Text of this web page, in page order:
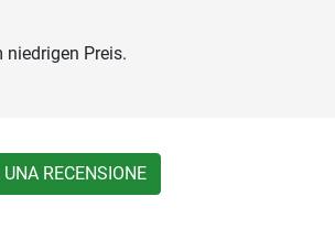
niedrigen Preis.
RECENSIONE